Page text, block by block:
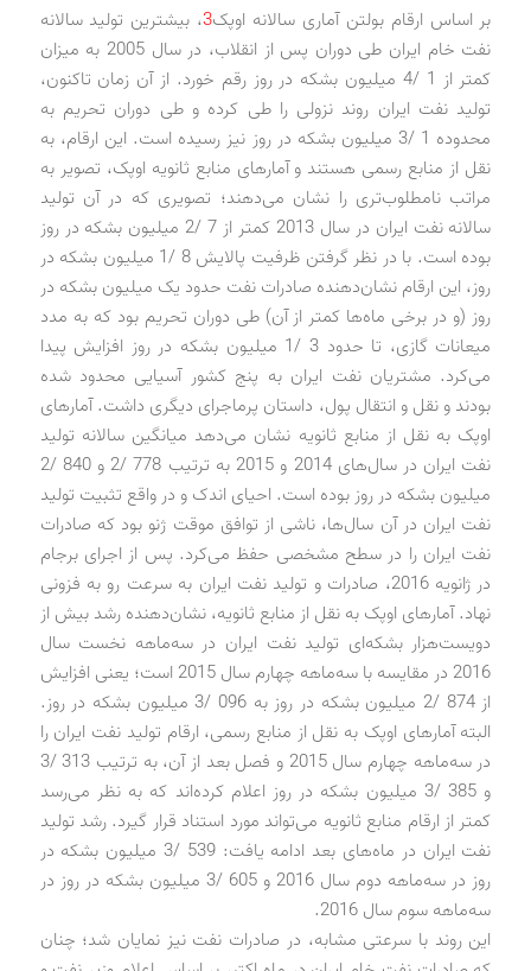
بر اساس ارقام بولتن آماری سالانه اوپک3، بیشترین تولید سالانه
نفت خام ایران طی دوران پس از انقلاب، در سال 2005 به میزان
کمتر از 1 /4 میلیون بشکه در روز رقم خورد. از آن زمان تاکنون،
تولید نفت ایران روند نزولی را طی کرده و طی دوران تحریم به
محدوده 1 /3 میلیون بشکه در روز نیز رسیده است. این ارقام، به
نقل از منابع رسمی هستند و آمارهای منابع ثانویه اوپک، تصویر به
مراتب نامطلوب‌تری را نشان می‌دهند؛ تصویری که در آن تولید
سالانه نفت ایران در سال 2013 کمتر از 7 /2 میلیون بشکه در روز
بوده است. با در نظر گرفتن ظرفیت پالایش 8 /1 میلیون بشکه در
روز، این ارقام نشان‌دهنده صادرات نفت حدود یک میلیون بشکه در
روز (و در برخی ماه‌ها کمتر از آن) طی دوران تحریم بود که به مدد
میعانات گازی، تا حدود 3 /1 میلیون بشکه در روز افزایش پیدا
می‌کرد. مشتریان نفت ایران به پنج کشور آسیایی محدود شده
بودند و نقل و انتقال پول، داستان پرماجرای دیگری داشت. آمارهای
اوپک به نقل از منابع ثانویه نشان می‌دهد میانگین سالانه تولید
نفت ایران در سال‌های 2014 و 2015 به ترتیب 778 /2 و 840 /2
میلیون بشکه در روز بوده است. احیای اندک و در واقع تثبیت تولید
نفت ایران در آن سال‌ها، ناشی از توافق موقت ژنو بود که صادرات
نفت ایران را در سطح مشخصی حفظ می‌کرد. پس از اجرای برجام
در ژانویه 2016، صادرات و تولید نفت ایران به سرعت رو به فزونی
نهاد. آمارهای اوپک به نقل از منابع ثانویه، نشان‌دهنده رشد بیش از
دویست‌هزار بشکه‌ای تولید نفت ایران در سه‌ماهه نخست سال
2016 در مقایسه با سه‌ماهه چهارم سال 2015 است؛ یعنی افزایش
از 874 /2 میلیون بشکه در روز به 096 /3 میلیون بشکه در روز.
البته آمارهای اوپک به نقل از منابع رسمی، ارقام تولید نفت ایران را
در سه‌ماهه چهارم سال 2015 و فصل بعد از آن، به ترتیب 313 /3
و 385 /3 میلیون بشکه در روز اعلام کرده‌اند که به نظر می‌رسد
کمتر از ارقام منابع ثانویه می‌تواند مورد استناد قرار گیرد. رشد تولید
نفت ایران در ماه‌های بعد ادامه یافت: 539 /3 میلیون بشکه در
روز در سه‌ماهه دوم سال 2016 و 605 /3 میلیون بشکه در روز در
سه‌ماهه سوم سال 2016.
این روند با سرعتی مشابه، در صادرات نفت نیز نمایان شد؛ چنان